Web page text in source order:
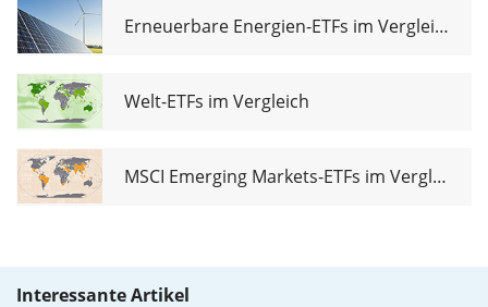
Erneuerbare Energien-ETFs im Vergleich
Welt-ETFs im Vergleich
MSCI Emerging Markets-ETFs im Vergleich
Interessante Artikel